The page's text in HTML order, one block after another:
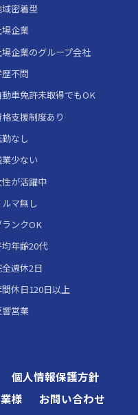
密着型
企業
場企業のグループ会社
不問
動車免許未取得でもOK
支援制度あり
なし
少ない
性が活躍中
ルマ無し
ランクOK
年齢20代
週休2日
休日120日以上
響営業
個人情報保護方針
様 お問い合わせ